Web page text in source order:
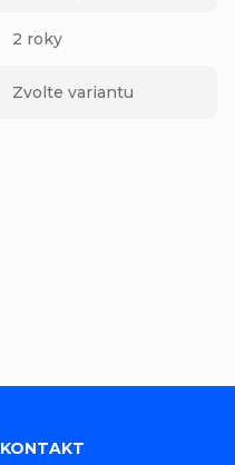
2 roky
Zvolte variantu
KONTAKT